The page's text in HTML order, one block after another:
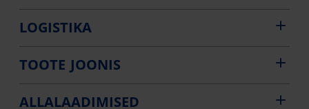
LOGISTIKA
TOOTE JOONIS
ALLALAADIMISED